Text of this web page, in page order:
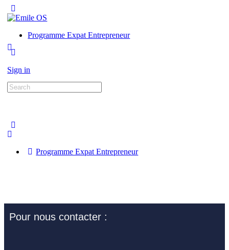
Programme Expat Entrepreneur
Sign in
Programme Expat Entrepreneur
Pour nous contacter :